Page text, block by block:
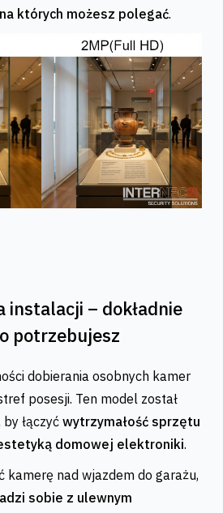
na których możesz polegać.
instalacji – dokładnie
potrzebujesz
dobierania osobnych kamer
posesji. Ten model został
łączyć wytrzymałość sprzętu
domowej elektroniki.
kamerę nad wjazdem do garażu,
sobie z ulewnym